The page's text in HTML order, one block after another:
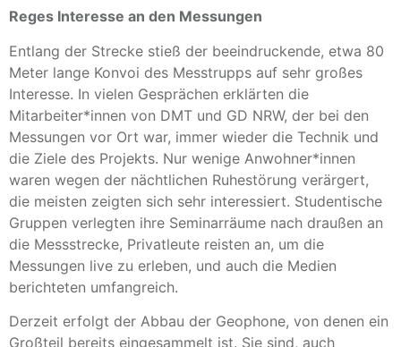
Reges Interesse an den Messungen
Entlang der Strecke stieß der beeindruckende, etwa 80
Meter lange Konvoi des Messtrupps auf sehr großes
Interesse. In vielen Gesprächen erklärten die
Mitarbeiter*innen von DMT und GD NRW, der bei den
Messungen vor Ort war, immer wieder die Technik und
die Ziele des Projekts. Nur wenige Anwohner*innen
waren wegen der nächtlichen Ruhestörung verärgert,
die meisten zeigten sich sehr interessiert. Studentische
Gruppen verlegten ihre Seminarräume nach draußen an
die Messstrecke, Privatleute reisten an, um die
Messungen live zu erleben, und auch die Medien
berichteten umfangreich.
Derzeit erfolgt der Abbau der Geophone, von denen ein
Großteil bereits eingesammelt ist. Sie sind, auch